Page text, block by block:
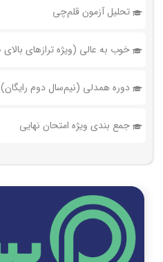
تحلیل آزمون قلم‌چی
خوب به عالی (ویژه ترازهای بالای 7000)
دوره همدلی (نیم‌سال دوم رایگان)
جمع بندی ویژه امتحان نهایی